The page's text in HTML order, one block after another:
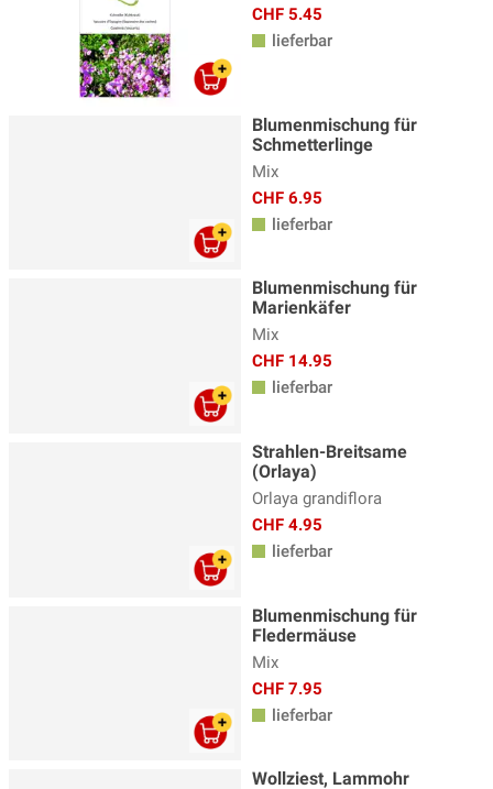
CHF 5.45
lieferbar
Blumenmischung für
Schmetterlinge
Mix
CHF 6.95
lieferbar
Blumenmischung für
Marienkäfer
Mix
CHF 14.95
lieferbar
Strahlen-Breitsame
(Orlaya)
Orlaya grandiflora
CHF 4.95
lieferbar
Blumenmischung für
Fledermäuse
Mix
CHF 7.95
lieferbar
Wollziest, Lammohr